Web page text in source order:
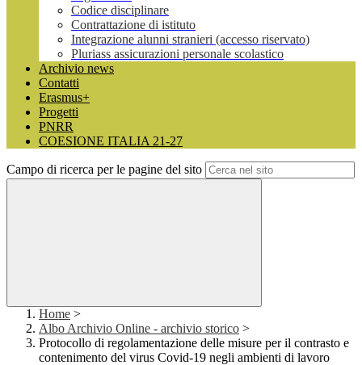
Codice disciplinare
Contrattazione di istituto
Integrazione alunni stranieri (accesso riservato)
Pluriass assicurazioni personale scolastico
Archivio news
Contatti
Erasmus+
Progetti
PNRR
COESIONE ITALIA 21-27
Campo di ricerca per le pagine del sito
Home >
Albo Archivio Online - archivio storico >
Protocollo di regolamentazione delle misure per il contrasto e
contenimento del virus Covid-19 negli ambienti di lavoro